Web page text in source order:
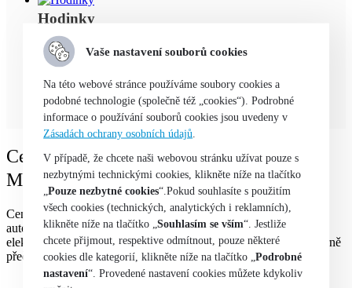
Hodinky
Kola, elektrokola a koloběžky
3produkty
Centrum zajištěných aktiv je oddělením
Ministerstva vnitra ČR
Centrum zajištěných aktiv Ministerstva vnitra ČR prodává
automobily, počítače, mobilní telefony, televizory, stavební stroje,
elektrické nářadí, výrobní zařízení a další. Před nákupem si pozorně
přečtěte Jak nakupovat.
Vaše nastavení souborů cookies
Na této webové stránce používáme soubory cookies a
podobné technologie (společně též „cookies“). Podrobné
informace o používání souborů cookies jsou uvedeny v
Zásadách ochrany osobních údajů
V případě, že chcete naši webovou stránku užívat pouze s
nezbytnými technickými cookies, klikněte níže na tlačítko
„Pouze nezbytné cookies“.Pokud souhlasíte s použitím
všech cookies (technických, analytických i reklamních),
klikněte níže na tlačítko „Souhlasím se vším“. Jestliže
chcete přijmout, respektive odmítnout, pouze některé
cookies dle kategorií, klikněte níže na tlačítko „Podrobné
nastavení“. Provedené nastavení cookies můžete kdykoliv